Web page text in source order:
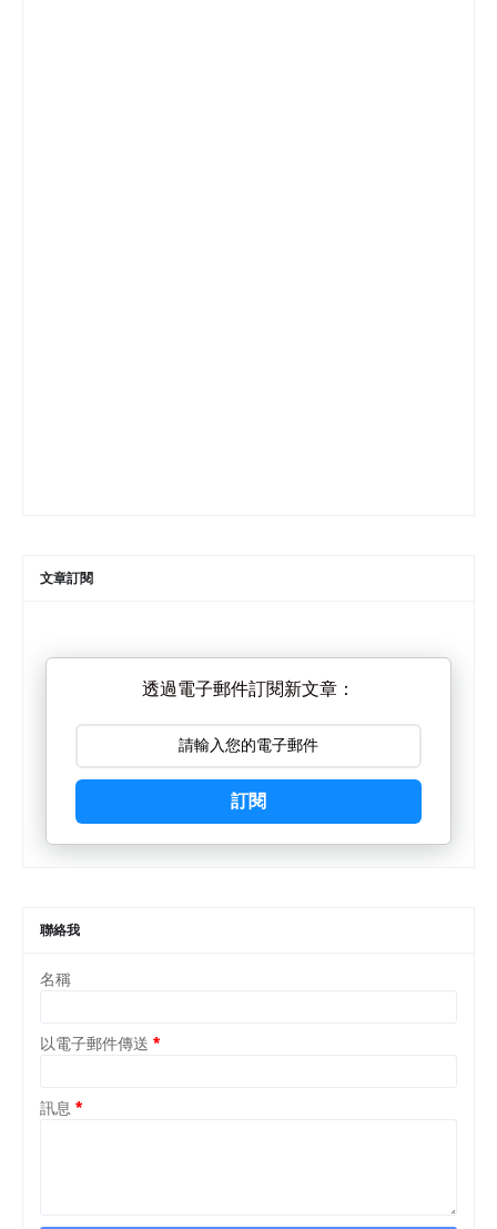
文章訂閱
透過電子郵件訂閱新文章：
訂閱
聯絡我
名稱
以電子郵件傳送 *
訊息 *